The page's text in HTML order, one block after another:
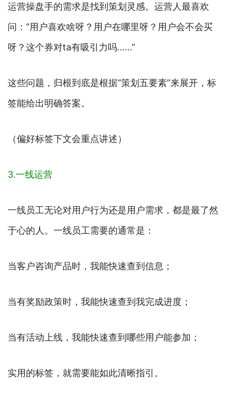
运营操盘手的需求是找到策划灵感。运营人最喜欢
问：“用户喜欢啥呀？用户在哪里呀？用户会不会买
呀？这个券对ta有吸引力吗……”
这些问题，归根到底是根据“策划五要素”来展开，标
签能给出明确答案。
（偏好标签下文会重点讲述）
3.一线运营
一线员工无论对用户行为还是用户需求，都是最了然
于心的人。一线员工需要的通常是：
当客户咨询产品时，我能快速查到信息；
当有奖励政策时，我能快速查到我完成进度；
当有活动上线，我能快速查到哪些用户能参加；
实用的标签，就需要能如此清晰指引。